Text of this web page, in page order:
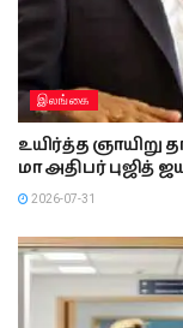
இலங்கை
உயிர்த்த
மா அதிபர்
2026-07-31